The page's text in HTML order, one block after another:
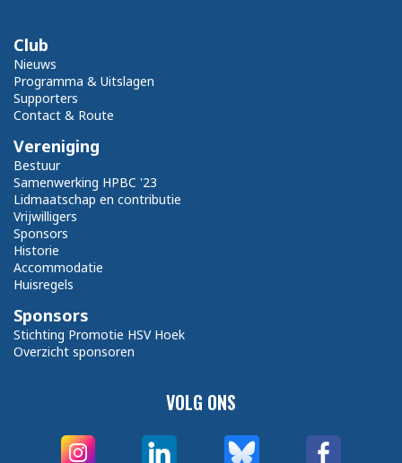
VOLG ONS
Club
Nieuws
Programma & Uitslagen
Supporters
Contact & Route
Vereniging
Bestuur
Samenwerking HPBC '23
Lidmaatschap en contributie
Vrijwilligers
Sponsors
Historie
Accommodatie
Huisregels
Sponsors
Stichting Promotie HSV Hoek
Overzicht sponsoren